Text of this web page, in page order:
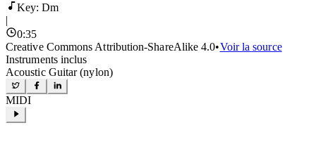
Key:Dm
|
0:35
Creative Commons Attribution-ShareAlike 4.0•Voir la source
Instruments inclus
Acoustic Guitar (nylon)
MIDI